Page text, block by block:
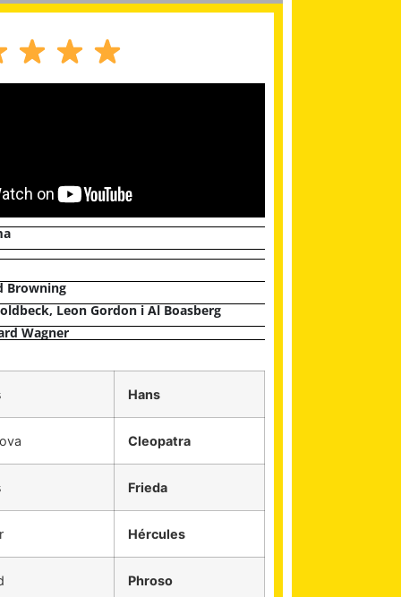
Browning
Leon Gordon i Al Boasberg
Wagner
Hans
Cleopatra
Frieda
Hércules
Phroso